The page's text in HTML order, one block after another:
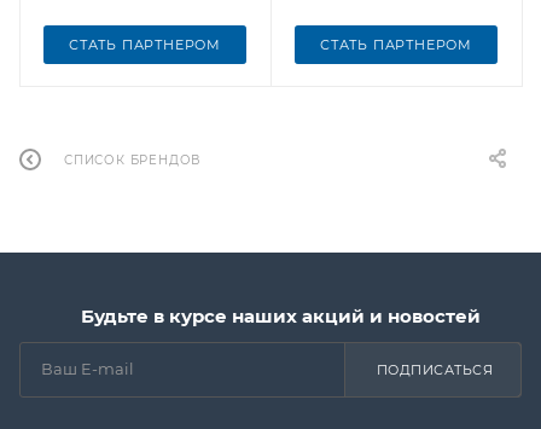
СТАТЬ ПАРТНЕРОМ СТАТЬ ПАРТНЕРОМ
СПИСОК БРЕНДОВ
Будьте в курсе наших акций и новостей
ПОДПИСАТЬСЯ